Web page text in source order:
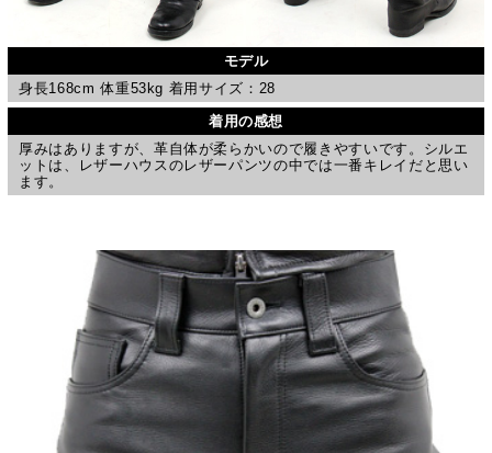
モデル
身長168cm 体重53kg 着用サイズ：28
着用の感想
厚みはありますが、革自体が柔らかいので履きやすいです。シルエ
ットは、レザーハウスのレザーパンツの中では一番キレイだと思い
ます。